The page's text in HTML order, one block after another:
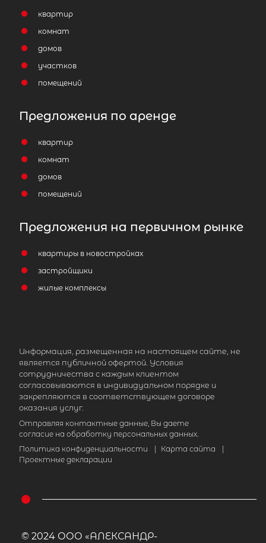
квартир
комнат
домов
участков
помещений
Предложения по аренде
квартир
комнат
домов
помещений
Предложения на первичном рынке
квартиры в новостройках
застройщики
жилые комплексы
Информация, размещенная на настоящем сайте, не
является публичной офертой. Условия
сотрудничества с каждым клиентом
согласовываются в индивидуальном порядке и
закрепляются в соответствующем договоре
оказания услуг.
Отправляя контактные данные, Вы даете
согласие на обработку персональных данных.
Политика конфиденциальности
Карта сайта
Проектные декларации
© 2024 ООО «АЛЕКСАНДР-